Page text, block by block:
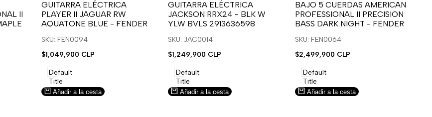
II
para
usar
la
lista
deseos.
para
usar
Compare
GUITARRA ELÉCTRICA
PLAYER II JAGUAR RW
AQUATONE BLUE - FENDER
SKU: FEN0094
Precio
venta
$1,049,900 CLP
Default
Title
Añadir a la cesta
para
usar
la
lista
deseos.
para
usar
Compare
GUITARRA ELÉCTRICA
JACKSON RRX24 - BLK W
YLW BVLS 2913636598
SKU: JAC0014
Precio
venta
$1,249,900 CLP
Default
Title
Añadir a la cesta
para
usar
la
lista
deseos.
para
usar
Compare
BAJO 5 CUERDAS AMERICAN
PROFESSIONAL II PRECISION
BASS DARK NIGHT - FENDER
SKU: FEN0064
Precio
venta
$2,499,900 CLP
Default
Title
Añadir a la cesta